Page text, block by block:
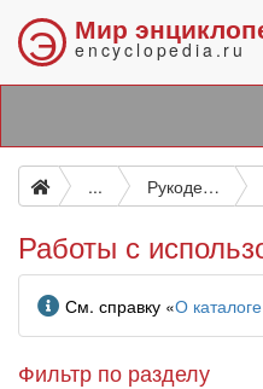
Э Мир
encyclopedia.ru
... Рукоделие (женские ручные работы)
Работы с
Информация
См. справку «О
Фильтр по разделу